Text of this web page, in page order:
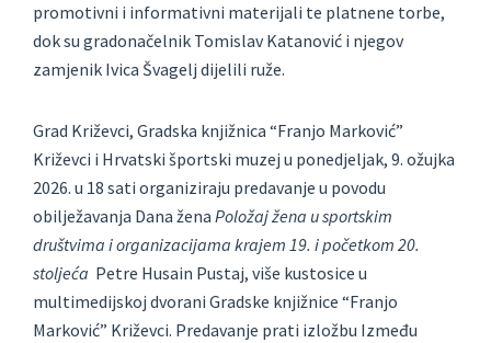
promotivni i informativni materijali te platnene torbe,
dok su gradonačelnik Tomislav Katanović i njegov
zamjenik Ivica Švagelj dijelili ruže.
Grad Križevci, Gradska knjižnica “Franjo Marković”
Križevci i Hrvatski športski muzej u ponedjeljak, 9. ožujka
2026. u 18 sati organiziraju predavanje u povodu
obilježavanja Dana žena Položaj žena u sportskim
društvima i organizacijama krajem 19. i početkom 20.
stoljeća Petre Husain Pustaj, više kustosice u
multimedijskoj dvorani Gradske knjižnice “Franjo
Marković” Križevci. Predavanje prati izložbu Između